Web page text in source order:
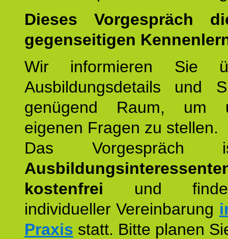
Dieses Vorgespräch
gegenseitigen
Wir informieren Sie
Ausbildungsdetails und
genügend Raum, um
eigenen Fragen zu stellen.
Das
kostenfrei und
individueller Vereinbarung
Praxis statt. Bitte planen